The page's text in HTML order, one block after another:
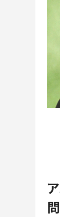
問